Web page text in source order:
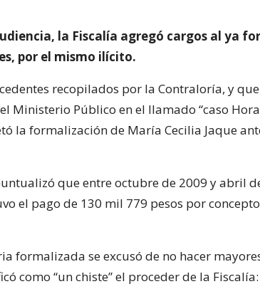
la Fiscalía agregó cargos al ya
por el mismo ilícito.
recopilados por la Contraloría, y
Ministerio Público en el llamado “caso
la formalización de María Cecilia Jaque
que entre octubre de 2009 y abril
el pago de 130 mil 779 pesos por
formalizada se excusó de no hacer
como “un chiste” el proceder de la Fiscalía: